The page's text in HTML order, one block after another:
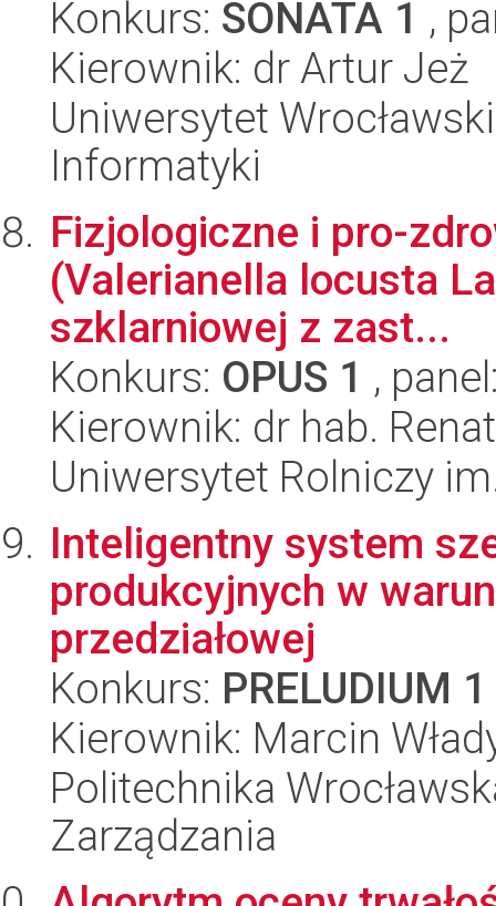
Konkurs: SONATA 1 ,
Kierownik: dr Artur Jeż
Uniwersytet
Informatyki
Fizjologiczne i pro-
(Valerianella locusta
szklarniowej z zast...
Konkurs: OPUS 1 ,
Kierownik: dr hab.
Uniwersytet Rolniczy
Inteligentny system
produkcyjnych w
przedziałowej
Konkurs: PRELUDIUM 1
Kierownik: Marcin
Politechnika
Zarządzania